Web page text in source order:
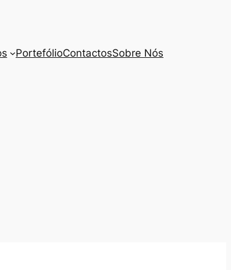
PortefólioContactosSobre Nós